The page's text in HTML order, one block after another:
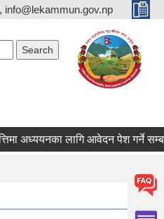
अध्ययनका लागि आवेदन पेश गर्ने